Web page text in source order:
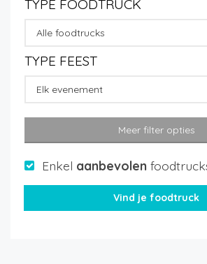
TYPE FOODTRUCK
Alle foodtrucks
TYPE FEEST
Elk evenement
Meer filter opties
Enkel aanbevolen